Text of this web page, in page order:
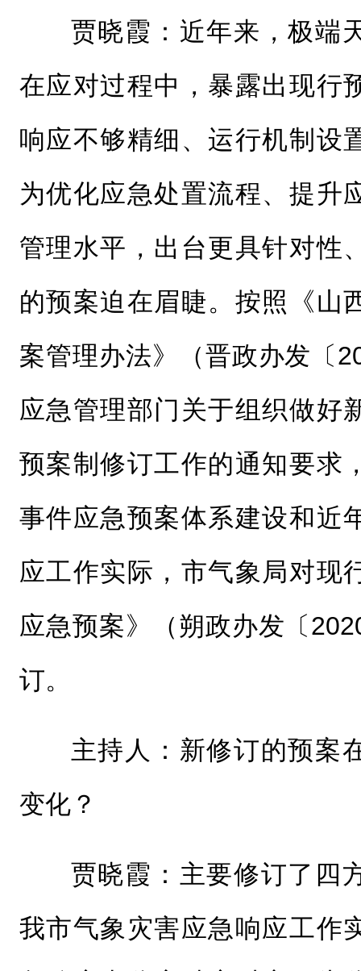
贾晓霞：近年来，极端
在应对过程中，暴露出现行
响应不够精细、运行机制设
为优化应急处置流程、提升
管理水平，出台更具针对性
的预案迫在眉睫。按照《山
案管理办法》（晋政办发〔
应急管理部门关于组织做好
预案制修订工作的通知要求
事件应急预案体系建设和近
应工作实际，市气象局对现
应急预案》（朔政办发〔
订。
主持人：新修订的预案
变化？
贾晓霞：主要修订了四
我市气象灾害应急响应工作